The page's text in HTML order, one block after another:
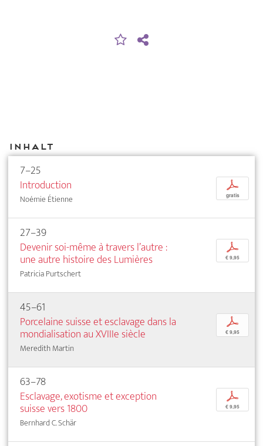
Inhalt
7–25
Introduction
Noémie Étienne
p
gratis
27–39
Devenir soi-même à travers l’autre :
une autre histoire des Lumières
Patricia Purtschert
p
€ 9,95
45–61
Porcelaine suisse et esclavage dans la
mondialisation au XVIIIe siècle
Meredith Martin
p
€ 9,95
63–78
Esclavage, exotisme et exception
suisse vers 1800
Bernhard C. Schär
p
€ 9,95